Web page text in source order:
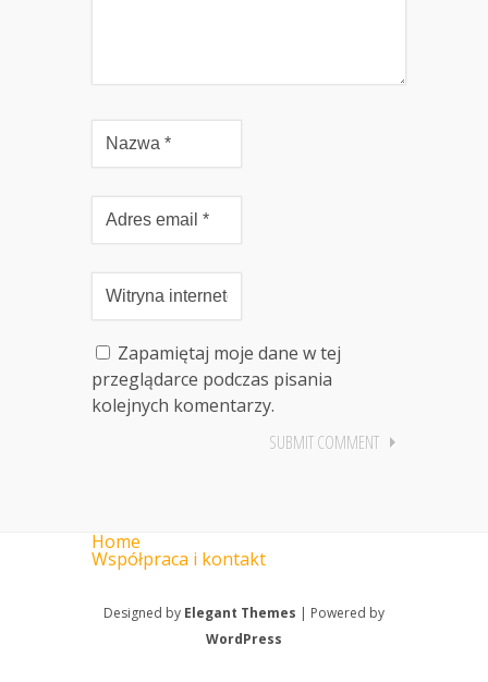
Zapamiętaj moje dane w tej
przeglądarce podczas pisania
kolejnych komentarzy.
Home
Współpraca i kontakt
Designed by Elegant Themes | Powered by
WordPress